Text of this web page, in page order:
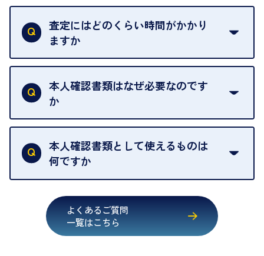
グオフが可能です。
契約破棄という形で、お品物をお戻しすることがで
きます。
売却当日を含む8日間のうちに、お気軽にお申し出
出張買取のお品物は、8日間保管しております。
一切いただいておりません。査定金額にご納得いた
だけない場合は、その場でお断りいただいても問題
ございません。お気軽にご相談ください。
査定にはどのくらい時間がかかり
ますか
お品物の内容や点数によって異なりますが、店頭買
取の場合は1点あたり数分程度が目安です。大量の
お品物の場合は、お時間をいただくことがございま
本人確認書類はなぜ必要なのです
か
買取店は古物営業法により、お客様のご本人確認を
行うことが義務付けられています。安心してお取引
いただくためにも、ご協力をお願いいたします。
本人確認書類として使えるものは
何ですか
・健康保険証確認書
・マイナンバーカード
・在留カード
よくあるご質問
一覧はこちら